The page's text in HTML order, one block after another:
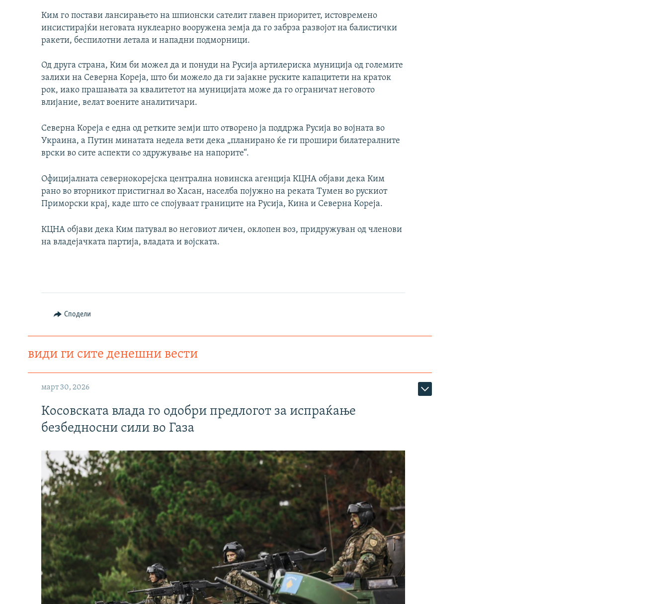
Ким го постави лансирањето на шпионски сателит главен приоритет, истовремено
инсистирајќи неговата нуклеарно вооружена земја да го забрза развојот на балистички
ракети, беспилотни летала и нападни подморници.
Од друга страна, Ким би можел да и понуди на Русија артилериска муниција од големите
залихи на Северна Кореја, што би можело да ги зајакне руските капацитети на краток
рок, иако прашањата за квалитетот на муницијата може да го ограничат неговото
влијание, велат воените аналитичари.
Северна Кореја е една од ретките земји што отворено ја поддржа Русија во војната во
Украина, а Путин минатата недела вети дека „планирано ќе ги прошири билатералните
врски во сите аспекти со здружување на напорите“.
Официјалната севернокорејска централна новинска агенција КЦНА објави дека Ким
рано во вторникот пристигнал во Хасан, населба појужно на реката Тумен во рускиот
Приморски крај, каде што се спојуваат границите на Русија, Кина и Северна Кореја.
КЦНА објави дека Ким патувал во неговиот личен, оклопен воз, придружуван од членови
на владејачката партија, владата и војската.
Сподели
види ги сите денешни вести
март 30, 2026
Косовската влада го одобри предлогот за испраќање
безбедносни сили во Газа